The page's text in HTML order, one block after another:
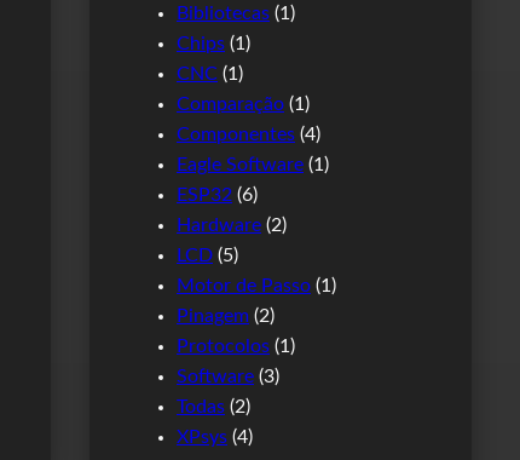
Bibliotecas (1)
Chips (1)
CNC (1)
Comparação (1)
Componentes (4)
Eagle Software (1)
ESP32 (6)
Hardware (2)
LCD (5)
Motor de Passo (1)
Pinagem (2)
Protocolos (1)
Software (3)
Todas (2)
XPsys (4)